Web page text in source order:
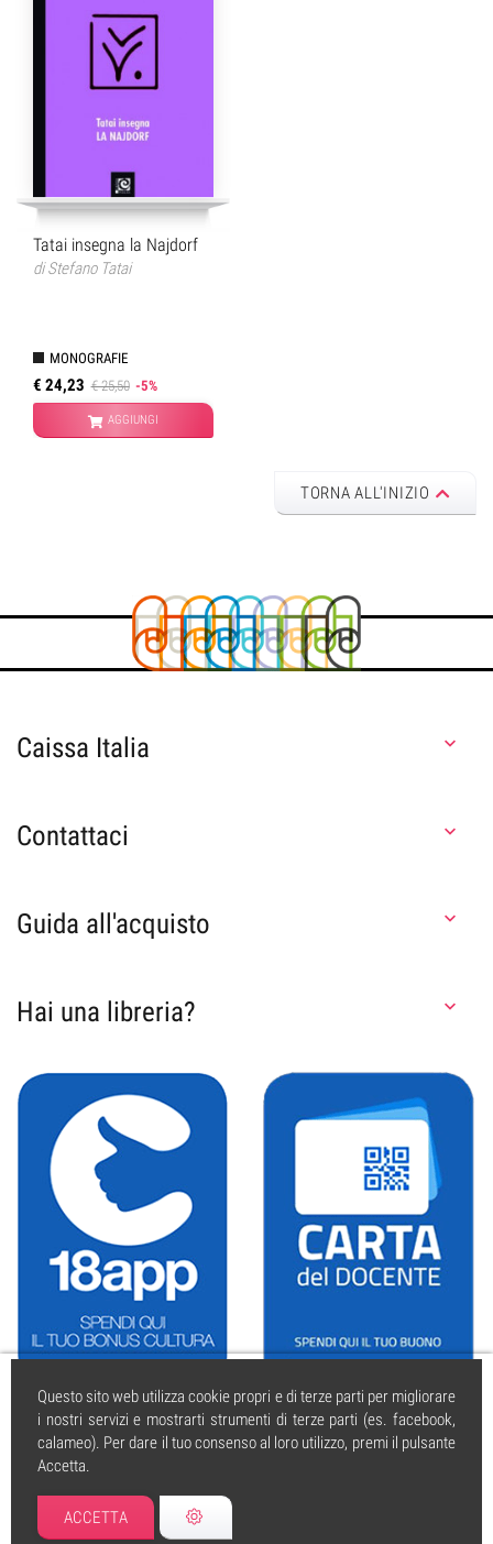
Questo sito web utilizza cookie propri e di terze parti per migliorare
i nostri servizi e mostrarti strumenti di terze parti (es. facebook,
calameo). Per dare il tuo consenso al loro utilizzo, premi il pulsante
Accetta.
ACCETTA
Tatai insegna la Najdorf
diStefano Tatai
MONOGRAFIE
€ 24,23 € 25,50 -5%
AGGIUNGI
TORNA ALL'INIZIO
Caissa Italia 
Contattaci 
Guida all'acquisto 
Hai una libreria? 
caissa.it| © 2004 tutti i diritti riservati. | PI 01925350595 | Iscritta al
REA di Cesena | Forli n. 295530 5.12.2002